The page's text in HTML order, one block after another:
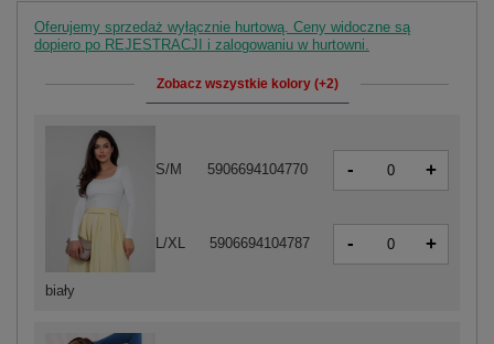
Oferujemy sprzedaż wyłącznie hurtową. Ceny widoczne są
dopiero po REJESTRACJI i zalogowaniu w hurtowni.
Zobacz wszystkie kolory (+2)
biały
S/M 5906694104770 - +
L/XL 5906694104787 - +